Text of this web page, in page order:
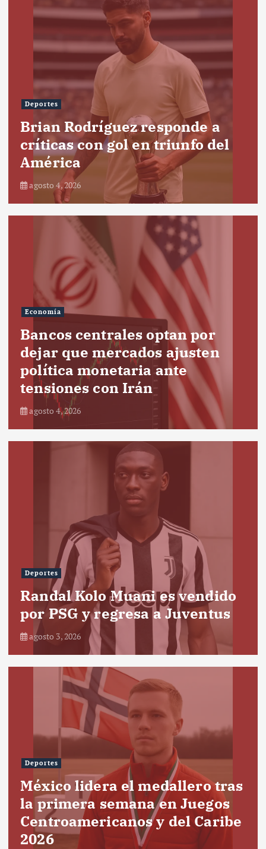
Deportes
Brian Rodríguez responde a
críticas con gol en triunfo del
América
agosto 4, 2026
Economía
Bancos centrales optan por
dejar que mercados ajusten
política monetaria ante
tensiones con Irán
agosto 4, 2026
Deportes
Randal Kolo Muani es vendido
por PSG y regresa a Juventus
agosto 3, 2026
Deportes
México lidera el medallero tras
la primera semana en Juegos
Centroamericanos y del Caribe
2026